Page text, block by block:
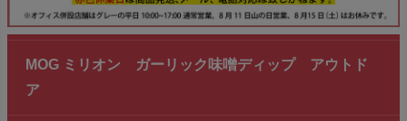
MOG ミリオン ガーリック味噌ディップ アウトド
ア